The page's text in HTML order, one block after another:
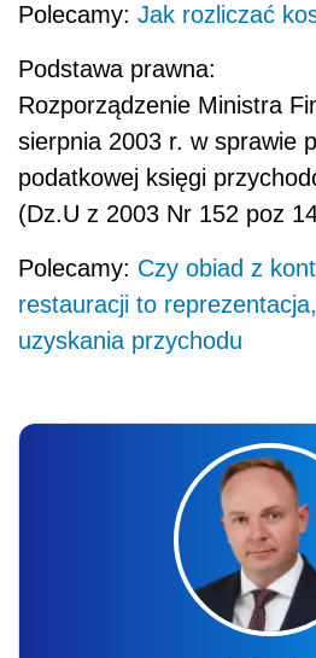
Polecamy: Jak rozliczać
Podstawa prawna:
Rozporządzenie Ministra
sierpnia 2003 r. w sprawie
podatkowej księgi
(Dz.U z 2003 Nr 152 poz
Polecamy: Czy obiad z
restauracji to
uzyskania przychodu